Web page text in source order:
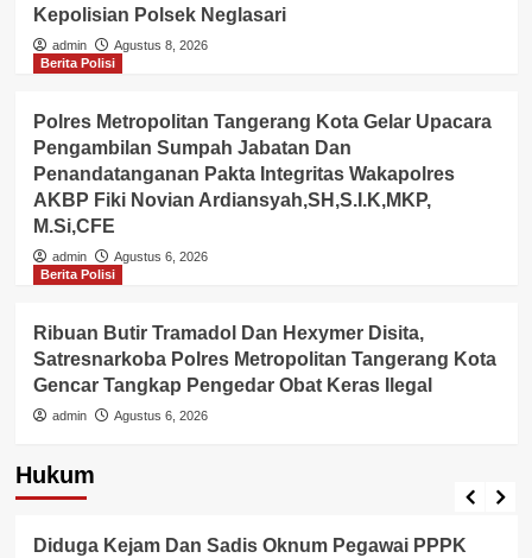
Kepolisian Polsek Neglasari
admin
Agustus 8, 2026
Berita Polisi
Polres Metropolitan Tangerang Kota Gelar Upacara
Pengambilan Sumpah Jabatan Dan
Penandatanganan Pakta Integritas Wakapolres
AKBP Fiki Novian Ardiansyah,SH,S.I.K,MKP,
M.Si,CFE
admin
Agustus 6, 2026
Berita Polisi
Ribuan Butir Tramadol Dan Hexymer Disita,
Satresnarkoba Polres Metropolitan Tangerang Kota
Gencar Tangkap Pengedar Obat Keras Ilegal
admin Agustus 6, 2026
Hukum
Berita Polisi
Diduga Polda Banten Tutup Mata, Dugaan